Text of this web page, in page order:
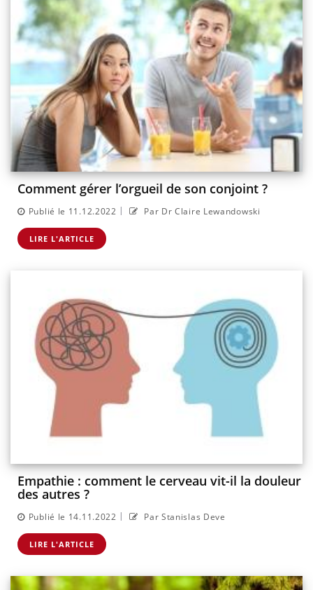
Comment gérer l’orgueil de son conjoint ?
Publié le 11.12.2022 | Par Dr Claire Lewandowski
LIRE L'ARTICLE
Empathie : comment le cerveau vit-il la douleur
des autres ?
Publié le 14.11.2022 | Par Stanislas Deve
LIRE L'ARTICLE